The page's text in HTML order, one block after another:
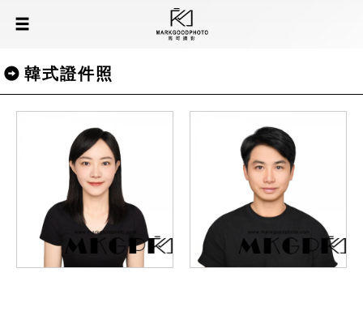
韓式證件照